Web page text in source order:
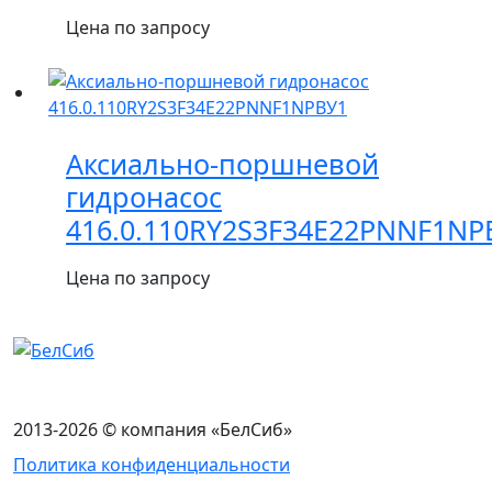
Цена по запросу
Аксиально-поршневой
гидронасос
Цена по запросу
2013-2026 © компания «БелСиб»
Политика конфиденциальности